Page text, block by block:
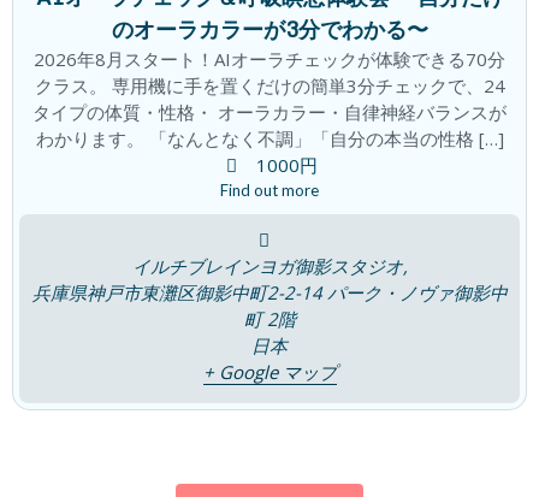
ブログ 積み重ねた先に この変化！
2026年6月18日
心と頭がざわざわ。。。。すっきりしな
い
のオーラカラーが3分でわかる〜
2026年8月スタート！AIオーラチェックが体験できる70分
クラス。 専用機に手を置くだけの簡単3分チェックで、24
タイプの体質・性格・ オーラカラー・自律神経バランスが
わかります。 「なんとなく不調」「自分の本当の性格 […]
1000円
Find out more
イルチブレインヨガ御影スタジオ,
兵庫県神戸市東灘区御影中町2-2-14 パーク・ノヴァ御影中
町 2階
日本
+ Google マップ